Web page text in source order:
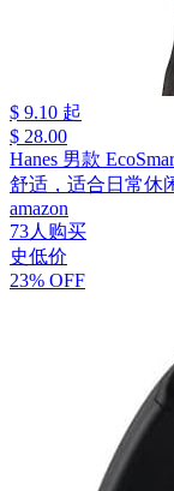
$ 9.10 起
$ 28.00
Hanes 男款
舒适，适合日常休
amazon
73人购买
史低价
23% OFF